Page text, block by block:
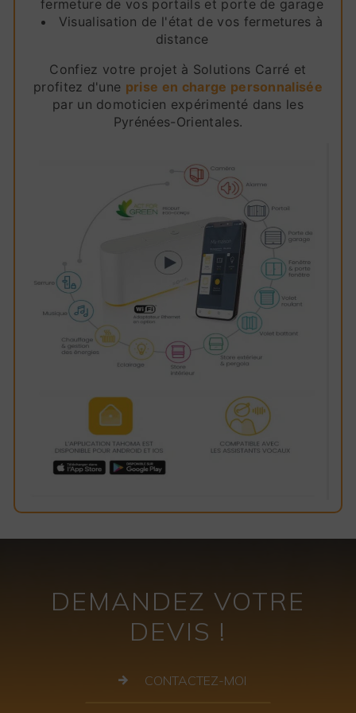
fermeture de vos portails et porte de garage
Visualisation de l'état de vos fermetures à
distance
Confiez votre projet à Solutions Carré et
profitez d'une prise en charge personnalisée
par un domoticien expérimenté dans les
Pyrénées-Orientales.
DEMANDEZ VOTRE
DEVIS !
CONTACTEZ-MOI